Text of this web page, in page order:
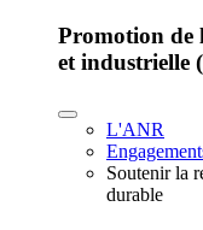
Promotion de
et industrielle
L'ANR
Soutenir la
durable